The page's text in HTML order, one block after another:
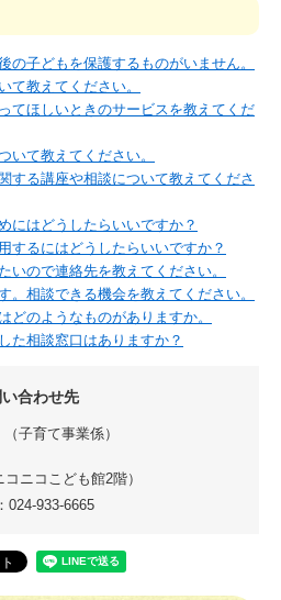
の子どもを保護するものがいません。
て教えてください。
てほしいときのサービスを教えてくだ
いて教えてください。
する講座や相談について教えてくださ
にはどうしたらいいですか？
するにはどうしたらいいですか？
いので連絡先を教えてください。
。相談できる機会を教えてください。
どのようなものがありますか。
た相談窓口はありますか？
合わせ先
子育て事業係
ニコこども館2階）
024-933-6665